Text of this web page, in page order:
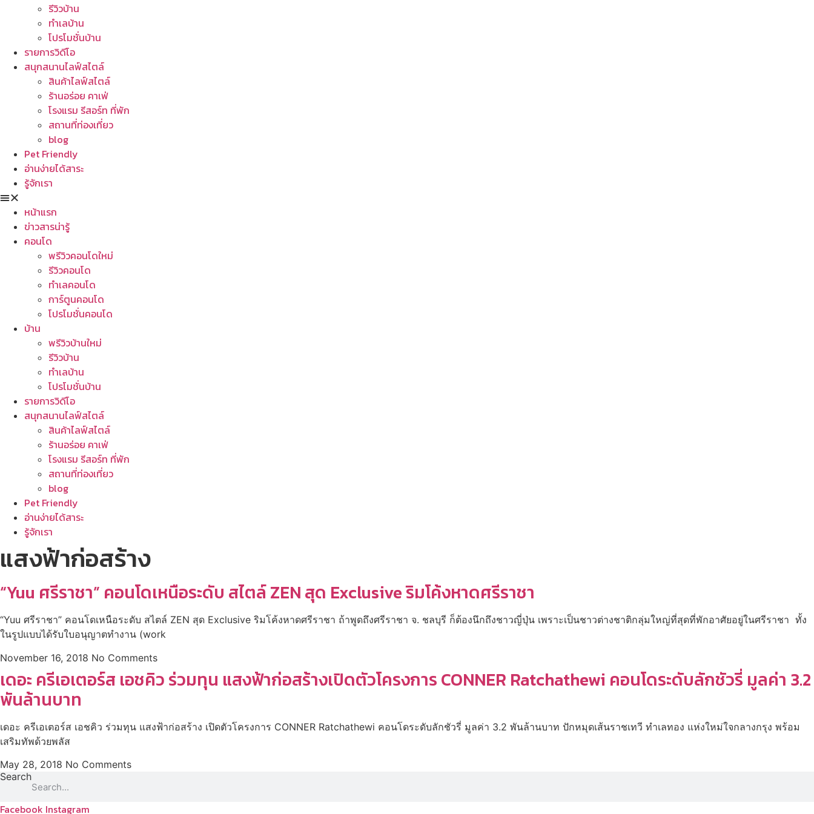
รีวิวบ้าน
ทำเลบ้าน
โปรโมชั่นบ้าน
รายการวิดีโอ
สนุกสนานไลฟ์สไตล์
สินค้าไลฟ์สไตล์
ร้านอร่อย คาเฟ่
โรงแรม รีสอร์ท ที่พัก
สถานที่ท่องเที่ยว
blog
Pet Friendly
อ่านง่ายได้สาระ
รู้จักเรา
หน้าแรก
ข่าวสารน่ารู้
คอนโด
พรีวิวคอนโดใหม่
รีวิวคอนโด
ทำเลคอนโด
การ์ตูนคอนโด
โปรโมชั่นคอนโด
บ้าน
พรีวิวบ้านใหม่
รีวิวบ้าน
ทำเลบ้าน
โปรโมชั่นบ้าน
รายการวิดีโอ
สนุกสนานไลฟ์สไตล์
สินค้าไลฟ์สไตล์
ร้านอร่อย คาเฟ่
โรงแรม รีสอร์ท ที่พัก
สถานที่ท่องเที่ยว
blog
Pet Friendly
อ่านง่ายได้สาระ
รู้จักเรา
แสงฟ้าก่อสร้าง
“Yuu ศรีราชา” คอนโดเหนือระดับ สไตล์ ZEN สุด Exclusive ริมโค้งหาดศรีราชา
“Yuu ศรีราชา” คอนโดเหนือระดับ สไตล์ ZEN สุด Exclusive ริมโค้งหาดศรีราชา ถ้าพูดถึงศรีราชา จ. ชลบุรี ก็ต้องนึกถึงชาวญี่ปุ่น เพราะเป็นชาวต่างชาติกลุ่มใหญ่ที่สุดที่พักอาศัยอยู่ในศรีราชา ทั้ง
ในรูปแบบได้รับใบอนุญาตทำงาน (work
November 16, 2018 No Comments
เดอะ ครีเอเตอร์ส เอชคิว ร่วมทุน แสงฟ้าก่อสร้างเปิดตัวโครงการ CONNER Ratchathewi คอนโดระดับลักชัวรี่ มูลค่า 3.2
พันล้านบาท
เดอะ ครีเอเตอร์ส เอชคิว ร่วมทุน แสงฟ้าก่อสร้าง เปิดตัวโครงการ CONNER Ratchathewi คอนโดระดับลักชัวรี่ มูลค่า 3.2 พันล้านบาท ปักหมุดเส้นราชเทวี ทำเลทอง แห่งใหม่ใจกลางกรุง พร้อม
เสริมทัพด้วยพลัส
May 28, 2018 No Comments
Search
Facebook Instagram